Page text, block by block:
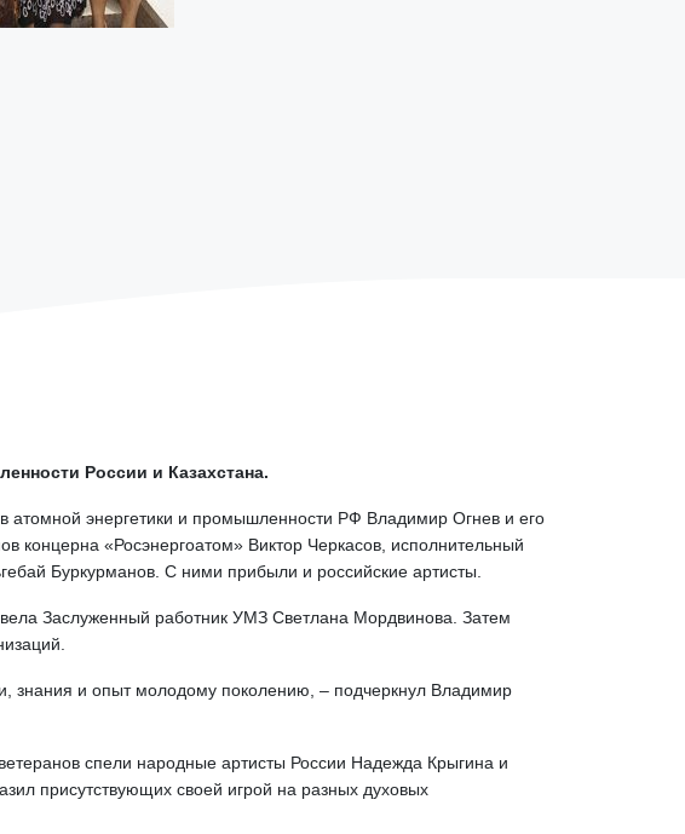
России и Казахстана.
атомной энергетики и промышленности РФ Владимир Огнев и его
концерна «Росэнергоатом» Виктор Черкасов, исполнительный
Буркурманов. С ними прибыли и российские артисты.
Заслуженный работник УМЗ Светлана Мордвинова. Затем
знания и опыт молодому поколению, – подчеркнул Владимир
спели народные артисты России Надежда Крыгина и
присутствующих своей игрой на разных духовых